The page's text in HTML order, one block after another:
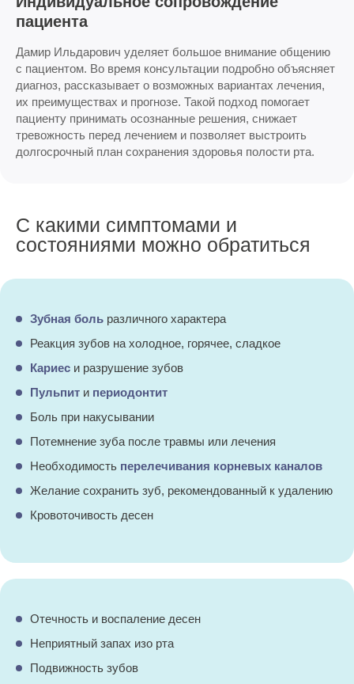
пациента
Дамир Ильдарович уделяет большое внимание общению
с пациентом. Во время консультации подробно объясняет
диагноз, рассказывает о возможных вариантах лечения,
их преимуществах и прогнозе. Такой подход помогает
пациенту принимать осознанные решения, снижает
тревожность перед лечением и позволяет выстроить
долгосрочный план сохранения здоровья полости рта.
С какими симптомами и
состояниями можно обратиться
Зубная боль различного характера
Реакция зубов на холодное, горячее, сладкое
Кариес и разрушение зубов
Пульпит и периодонтит
Боль при накусывании
Потемнение зуба после травмы или лечения
Необходимость перелечивания корневых каналов
Желание сохранить зуб, рекомендованный к удалению
Кровоточивость десен
Отечность и воспаление десен
Неприятный запах изо рта
Подвижность зубов